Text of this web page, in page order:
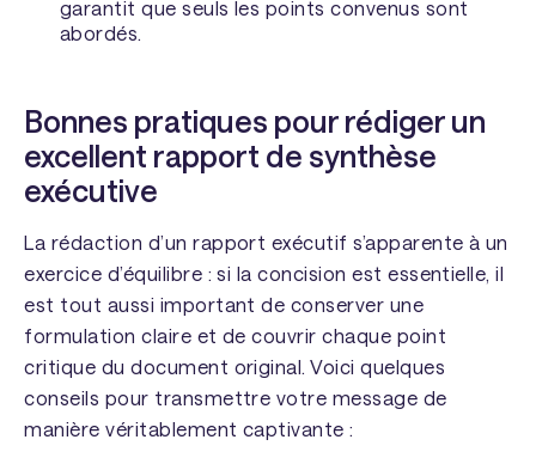
garantit que seuls les points convenus sont
abordés.
Bonnes pratiques pour rédiger un
excellent rapport de synthèse
exécutive
La rédaction d’un rapport exécutif s’apparente à un
exercice d’équilibre : si la concision est essentielle, il
est tout aussi important de conserver une
formulation claire et de couvrir chaque point
critique du document original. Voici quelques
conseils pour transmettre votre message de
manière véritablement captivante :